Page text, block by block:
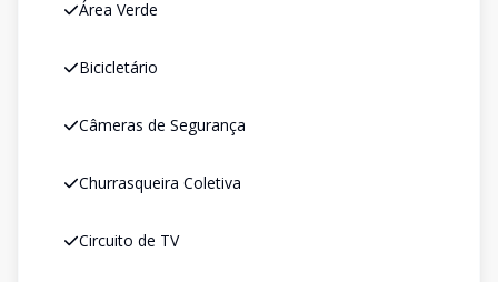
Área Verde
Bicicletário
Câmeras de Segurança
Churrasqueira Coletiva
Circuito de TV